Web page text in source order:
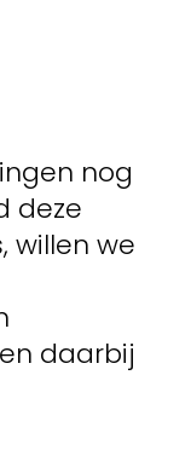
nog
deze
willen we
daarbij